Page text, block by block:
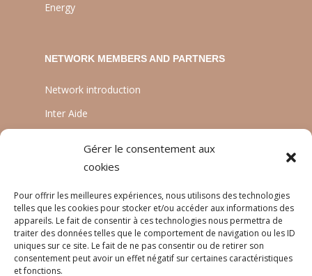
Gérer le consentement aux
cookies
Pour offrir les meilleures expériences, nous utilisons des technologies
telles que les cookies pour stocker et/ou accéder aux informations des
appareils. Le fait de consentir à ces technologies nous permettra de
traiter des données telles que le comportement de navigation ou les ID
uniques sur ce site. Le fait de ne pas consentir ou de retirer son
consentement peut avoir un effet négatif sur certaines caractéristiques
et fonctions.
Energy
NETWORK MEMBERS AND PARTNERS
Network introduction
Inter Aide
Planète Enfants & Développement
LANGUAGES
Français